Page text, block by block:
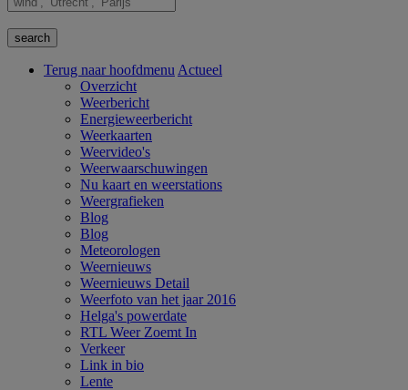
Terug naar hoofdmenu Actueel
Overzicht
Weerbericht
Energieweerbericht
Weerkaarten
Weervideo's
Weerwaarschuwingen
Nu kaart en weerstations
Weergrafieken
Blog
Blog
Meteorologen
Weernieuws
Weernieuws Detail
Weerfoto van het jaar 2016
Helga's powerdate
RTL Weer Zoemt In
Verkeer
Link in bio
Lente